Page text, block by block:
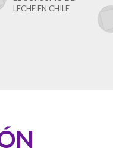
LECHE EN CHILE